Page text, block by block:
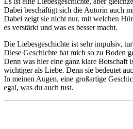
Dabei beschäftigt sich die Autorin auch
Dabei zeigt sie nicht nur, mit welchen
es verstärkt und was es besser macht.
Die Liebesgeschichte ist sehr impulsiv,
Diese Geschichte hat mich so zu Boden
Denn was hier eine ganz klare Botschaft
wichtiger als Liebe. Denn sie bedeutet
In meinen Augen, eine großartige
egal, was du auch tust.